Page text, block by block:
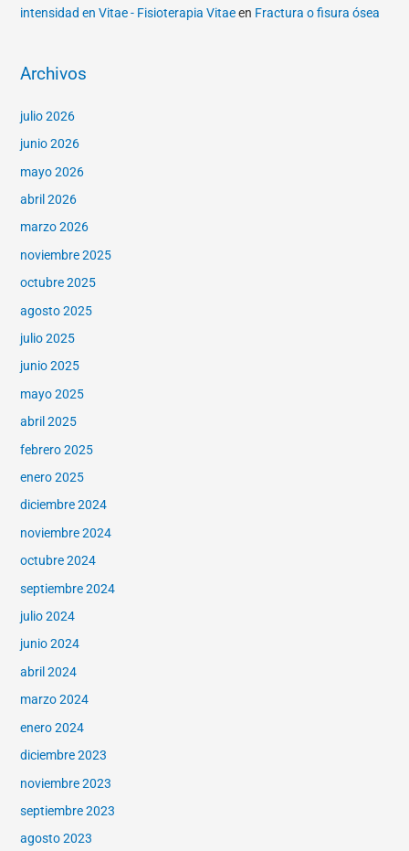
intensidad en Vitae - Fisioterapia Vitaeen Fractura o fisura ósea
Archivos
julio 2026
junio 2026
mayo 2026
abril 2026
marzo 2026
noviembre 2025
octubre 2025
agosto 2025
julio 2025
junio 2025
mayo 2025
abril 2025
febrero 2025
enero 2025
diciembre 2024
noviembre 2024
octubre 2024
septiembre 2024
julio 2024
junio 2024
abril 2024
marzo 2024
enero 2024
diciembre 2023
noviembre 2023
septiembre 2023
agosto 2023